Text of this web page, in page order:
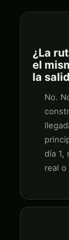
¿La
el
la
No.
día 1,
real o